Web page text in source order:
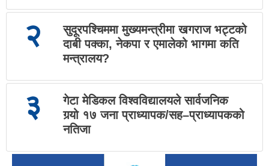
२
सुदूरपश्चिममा मुख्यमन्त्रीमा खगराज भट्टको
दाबी पक्का, नेकपा र एमालेको भागमा कति
मन्त्रालय?
३
गेटा मेडिकल विश्वविद्यालयले सार्वजनिक
गर्‍यो १७ जना प्राध्यापक/सह–प्राध्यापकको
नतिजा